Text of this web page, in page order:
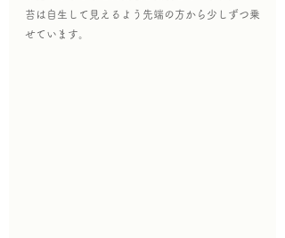
苔は自生して見えるよう先端の方から少しずつ乗
せています。